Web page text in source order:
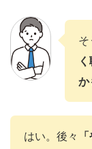
そ
か
はい。後々